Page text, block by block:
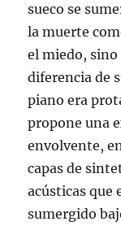
sueco se
la muerte
el miedo, sino
diferencia de
piano era
propone una
envolvente,
capas de
acústicas que
sumergido